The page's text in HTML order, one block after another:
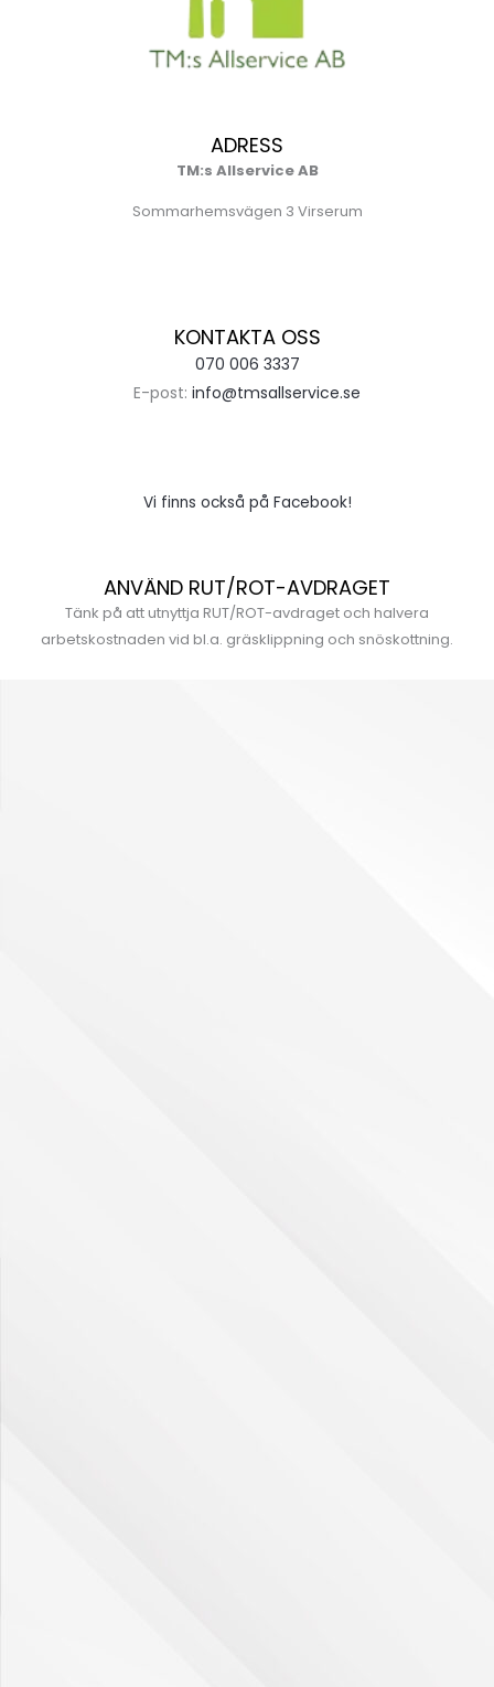
ADRESS
TM:s Allservice AB
Sommarhemsvägen 3 Virserum
KONTAKTA OSS
070 006 3337
E-post: info@tmsallservice.se
Vi finns också på Facebook!
ANVÄND RUT/ROT-AVDRAGET
Tänk på att utnyttja RUT/ROT-avdraget och halvera
arbetskostnaden vid bl.a. gräsklippning och snöskottning.